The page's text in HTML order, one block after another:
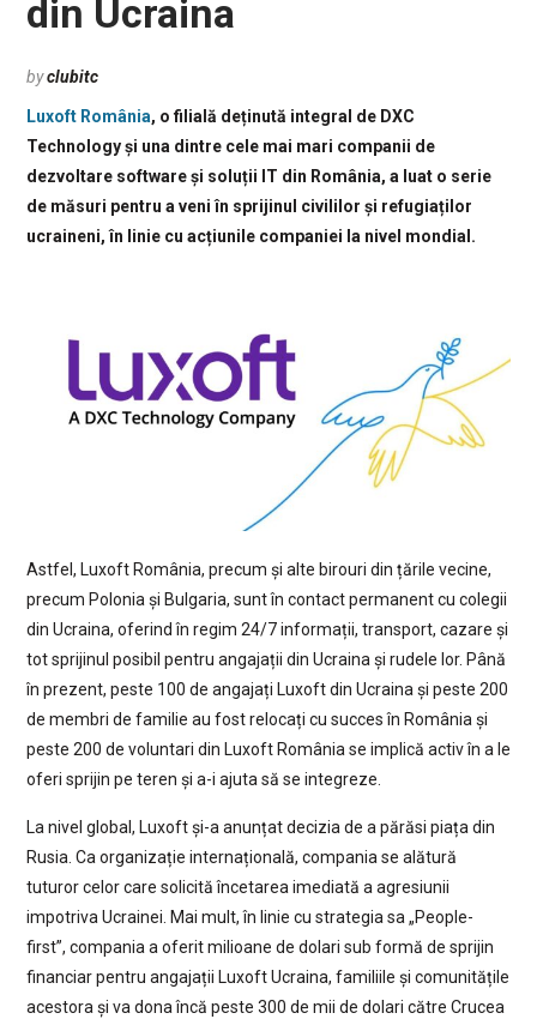
din Ucraina
byclubitc
Luxoft România, o filială deținută integral de DXC
Technology și una dintre cele mai mari companii de
dezvoltare software și soluții IT din România, a luat o serie
de măsuri pentru a veni în sprijinul civililor și refugiaților
ucraineni, în linie cu acțiunile companiei la nivel mondial.
Astfel, Luxoft România, precum și alte birouri din țările vecine,
precum Polonia și Bulgaria, sunt în contact permanent cu colegii
din Ucraina, oferind în regim 24/7 informații, transport, cazare și
tot sprijinul posibil pentru angajații din Ucraina și rudele lor. Până
în prezent, peste 100 de angajați Luxoft din Ucraina și peste 200
de membri de familie au fost relocați cu succes în România și
peste 200 de voluntari din Luxoft România se implică activ în a le
oferi sprijin pe teren și a-i ajuta să se integreze.
La nivel global, Luxoft și-a anunțat decizia de a părăsi piața din
Rusia. Ca organizație internațională, compania se alătură
tuturor celor care solicită încetarea imediată a agresiunii
impotriva Ucrainei. Mai mult, în linie cu strategia sa „People-
first”, compania a oferit milioane de dolari sub formă de sprijin
financiar pentru angajații Luxoft Ucraina, familiile și comunitățile
acestora și va dona încă peste 300 de mii de dolari către Crucea